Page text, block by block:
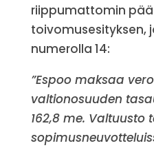
riippumattomin
toivomusesityksen,
numerolla 14:
”Espoo maksaa
valtionosuuden
162,8 me. Valtuusto